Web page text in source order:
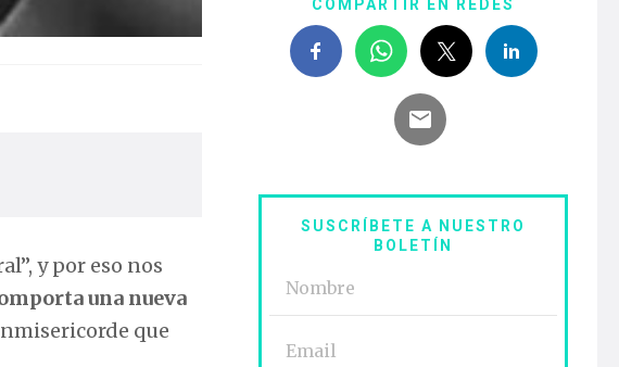
y por eso nos
una nueva
que
COMPARTIR EN REDES
SUSCRÍBETE A NUESTRO
BOLETÍN